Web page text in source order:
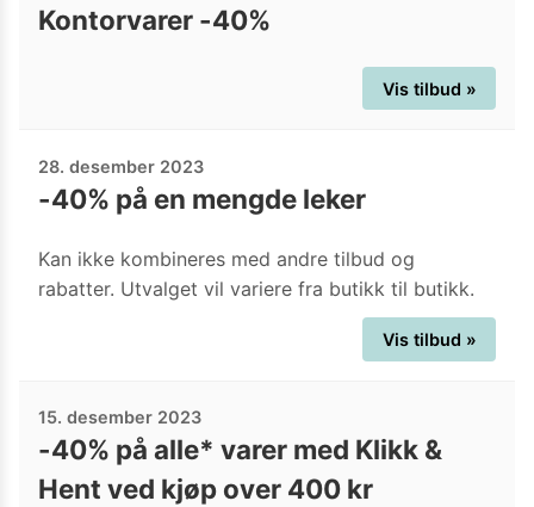
Kontorvarer -40%
Vis tilbud »
28. desember 2023
-40% på en mengde leker
Kan ikke kombineres med andre tilbud og
rabatter. Utvalget vil variere fra butikk til butikk.
Vis tilbud »
15. desember 2023
-40% på alle* varer med Klikk &
Hent ved kjøp over 400 kr